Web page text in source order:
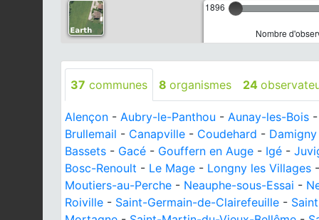
1896
Nombre
37 communes 8 organismes 24
Alençon - Aubry-le-Panthou - Aunay-les-Bois
Brullemail - Canapville - Coudehard - Damigny
Bassets - Gacé - Gouffern en Auge - Igé -
Bosc-Renoult - Le Mage - Longny les Villages
Moutiers-au-Perche - Neauphe-sous-Essai -
Roiville - Saint-Germain-de-Clairefeuille -